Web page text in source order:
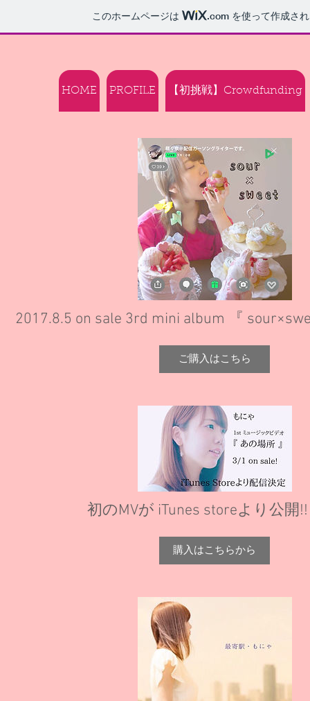
このホームページは .com を使って作成さ
HOME PROFILE 【初挑戦】Crowdfunding
2017.8.5 on sale 3rd mini album 『
ご購入はこちら
初のMVが iTunes storeより公開!!
購入はこちらから